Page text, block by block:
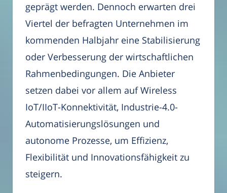
geprägt werden. Dennoch erwarten drei
Viertel der befragten Unternehmen im
kommenden Halbjahr eine Stabilisierung
oder Verbesserung der wirtschaftlichen
Rahmenbedingungen. Die Anbieter
setzen dabei vor allem auf Wireless
IoT/IIoT-Konnektivität, Industrie-4.0-
Automatisierungslösungen und
autonome Prozesse, um Effizienz,
Flexibilität und Innovationsfähigkeit zu
steigern.